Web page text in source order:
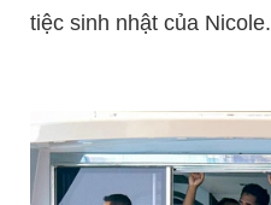
tiệc sinh nhật của Nicole.